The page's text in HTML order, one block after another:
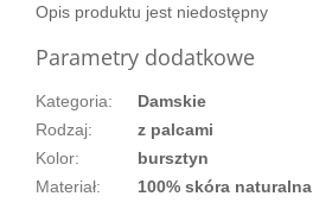
Opis produktu jest niedostępny
Parametry dodatkowe
Kategoria:
Damskie
Rodzaj:
z palcami
Kolor:
bursztyn
Materiał:
100% skóra naturalna